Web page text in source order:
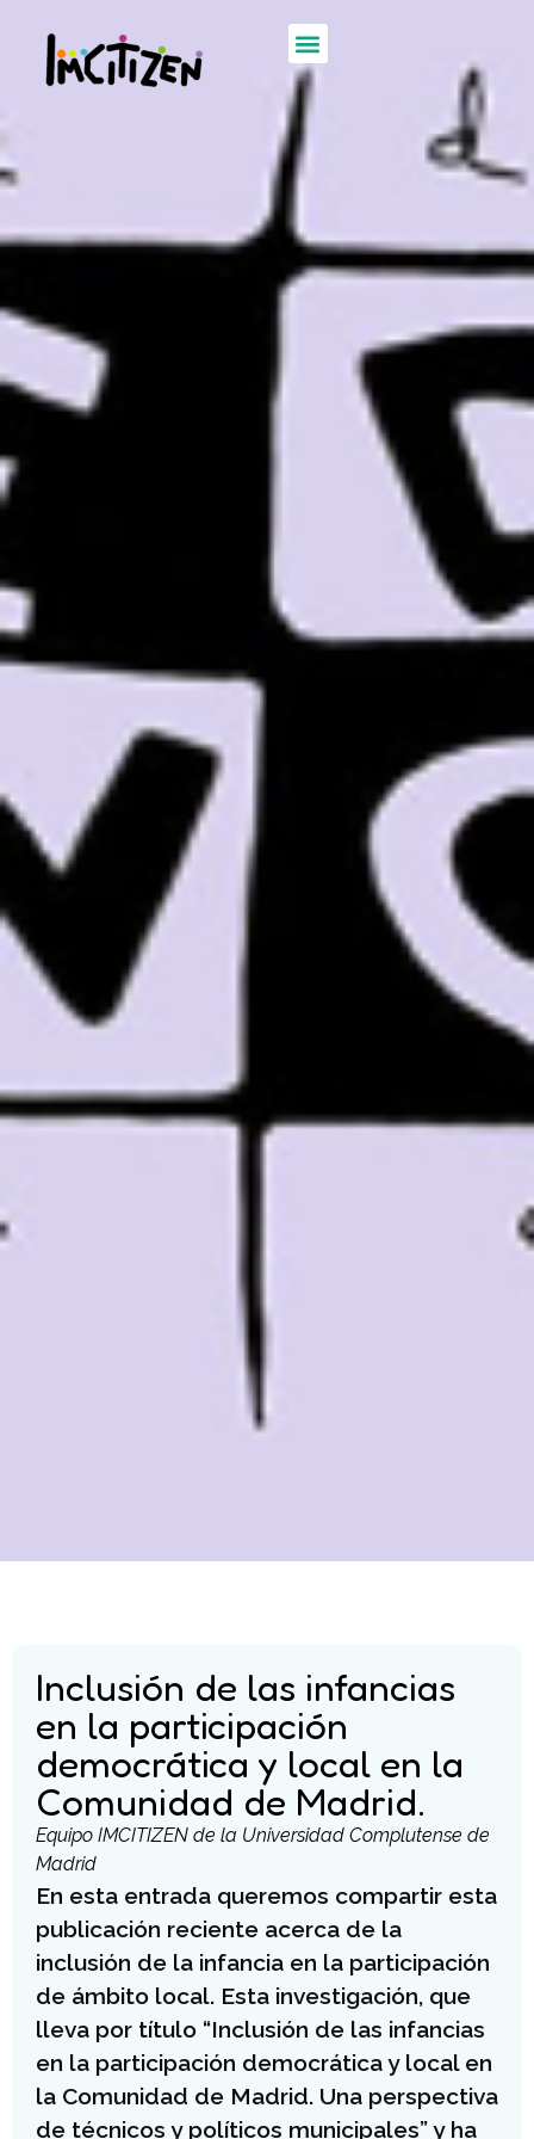
Inclusión de las infancias
en la participación
democrática y local en la
Comunidad de Madrid.
Equipo IMCITIZEN de la Universidad Complutense de
Madrid
En esta entrada queremos compartir esta
publicación reciente acerca de la
inclusión de la infancia en la participación
de ámbito local. Esta investigación, que
lleva por título “Inclusión de las infancias
en la participación democrática y local en
la Comunidad de Madrid. Una perspectiva
de técnicos y políticos municipales” y ha